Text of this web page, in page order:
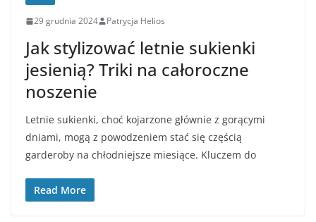
29 grudnia 2024 Patrycja Helios
Jak stylizować letnie sukienki
jesienią? Triki na całoroczne
noszenie
Letnie sukienki, choć kojarzone głównie z gorącymi
dniami, mogą z powodzeniem stać się częścią
garderoby na chłodniejsze miesiące. Kluczem do
Read More